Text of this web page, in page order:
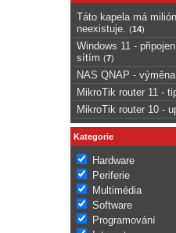
Táto kapela má
neexistuje.
(14)
Windows 11 -
sítím (7)
NAS QNAP -
MikroTik router 11 -
MikroTik router 10 -
Kategorie
Hardware
Periferie
Multimédia
Software
Programování